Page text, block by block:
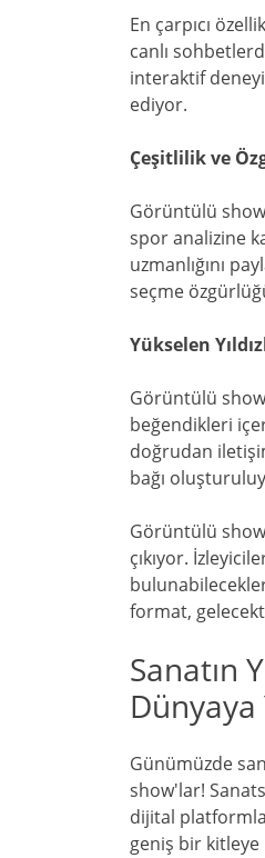
En çarpıcı
canlı
interaktif
ediyor.
Çeşitlilik ve
Görüntülü
spor analizine
uzmanlığını
seçme
Yükselen
Görüntülü
beğendikleri
doğrudan
bağı
Görüntülü
çıkıyor.
format,
Sanatın
Günümüzde
show'lar!
dijital
geniş bir kitleye